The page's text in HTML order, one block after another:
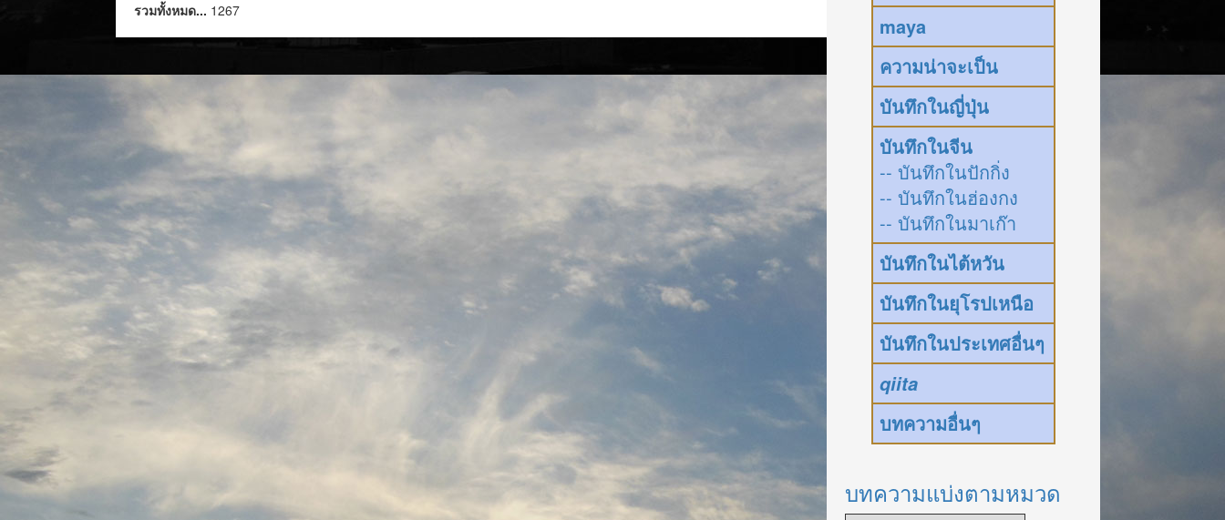
รวมทั้งหมด... 1267
maya
ความน่าจะเป็น
บันทึกในญี่ปุ่น
บันทึกในจีน
-- บันทึกในปักกิ่ง
-- บันทึกในฮ่องกง
-- บันทึกในมาเก๊า
บันทึกในไต้หวัน
บันทึกในยุโรปเหนือ
บันทึกในประเทศอื่นๆ
qiita
บทความอื่นๆ
บทความแบ่งตามหมวด